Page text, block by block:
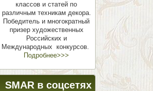
классов и статей по
различным техникам декора.
Победитель и многократный
призер художественных
Российских и
Международных конкурсов.
Подробнее>>>
SMAR в соцсетях